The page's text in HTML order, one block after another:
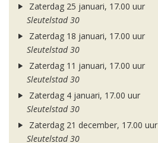
Zaterdag 25 januari, 17.00 uur
Sleutelstad 30
Zaterdag 18 januari, 17.00 uur
Sleutelstad 30
Zaterdag 11 januari, 17.00 uur
Sleutelstad 30
Zaterdag 4 januari, 17.00 uur
Sleutelstad 30
Zaterdag 21 december, 17.00 uur
Sleutelstad 30